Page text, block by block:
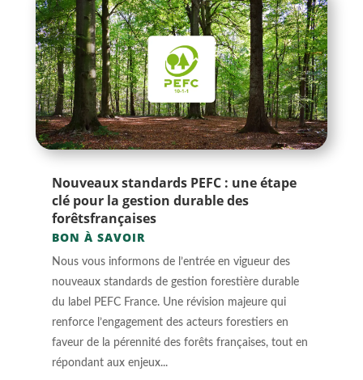
Nouveaux standards PEFC : une étape
clé pour la gestion durable des
forêtsfrançaises
BON À SAVOIR
Nous vous informons de l’entrée en vigueur des
nouveaux standards de gestion forestière durable
du label PEFC France. Une révision majeure qui
renforce l’engagement des acteurs forestiers en
faveur de la pérennité des forêts françaises, tout en
répondant aux enjeux...